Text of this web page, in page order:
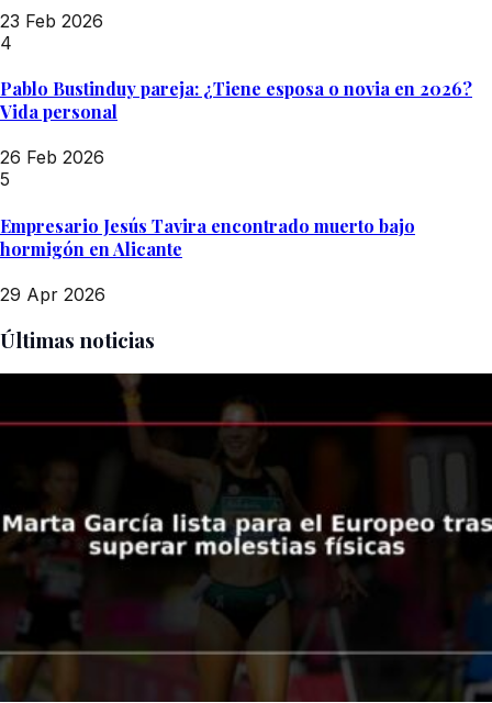
23 Feb 2026
4
Pablo Bustinduy pareja: ¿Tiene esposa o novia en 2026?
Vida personal
26 Feb 2026
5
Empresario Jesús Tavira encontrado muerto bajo
hormigón en Alicante
29 Apr 2026
Últimas noticias